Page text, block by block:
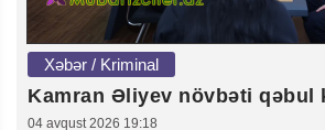
Xəbər / Kriminal
Kamran Əliyev növbəti qəbul
04 avqust 2026 19:18